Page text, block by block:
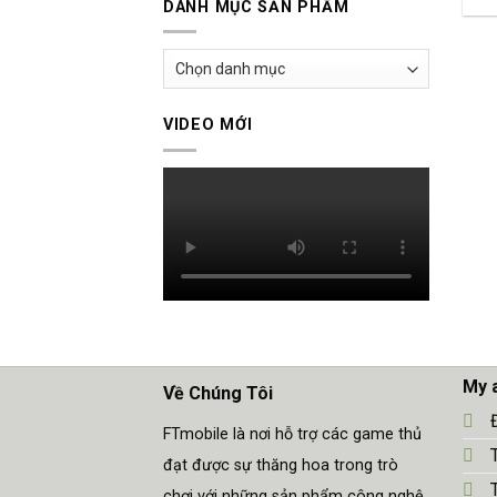
DANH MỤC SẢN PHẨM
VIDEO MỚI
Về Chúng Tôi
FTmobile là nơi hỗ trợ các game thủ
đạt được sự thăng hoa trong trò
My